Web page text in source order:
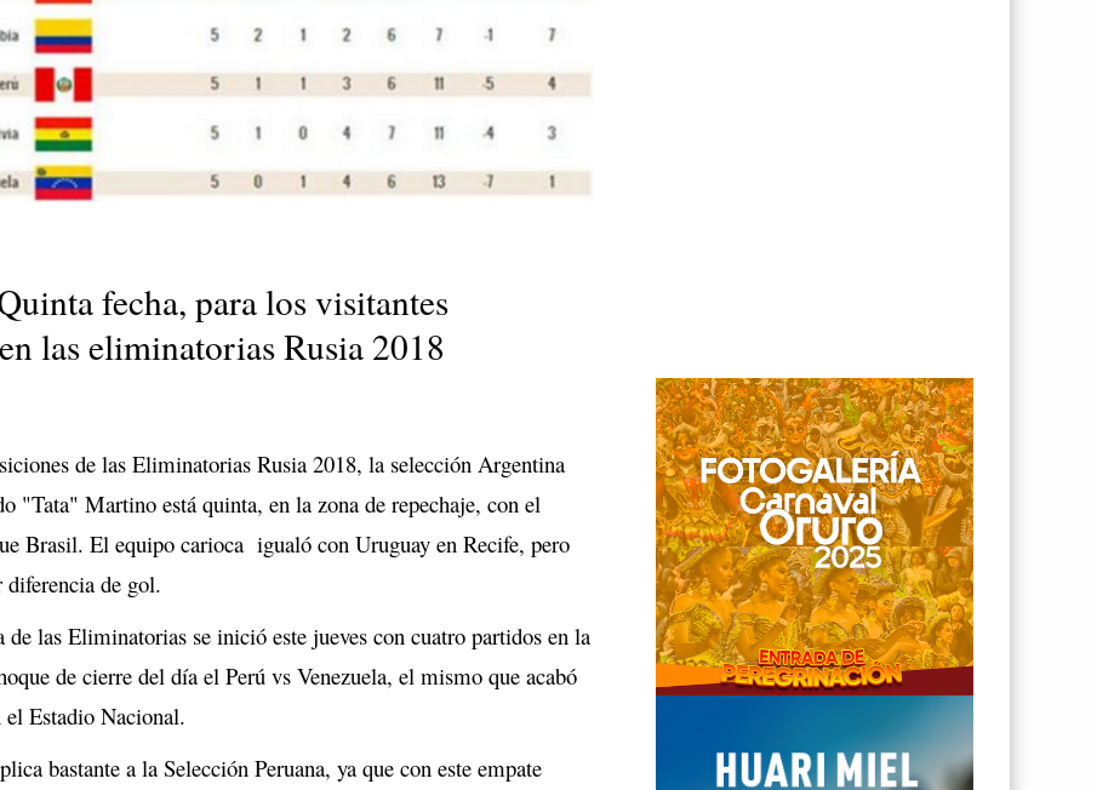
fecha, para los visitantes
en las eliminatorias Rusia 2018
de las Eliminatorias Rusia 2018, la selección Argentina
"Tata" Martino está quinta, en la zona de repechaje, con el
Brasil. El equipo carioca igualó con Uruguay en Recife, pero
de gol.
de las Eliminatorias se inició este jueves con cuatro partidos en la
de cierre del día el Perú vs Venezuela, el mismo que acabó
Estadio Nacional.
bastante a la Selección Peruana, ya que con este empate